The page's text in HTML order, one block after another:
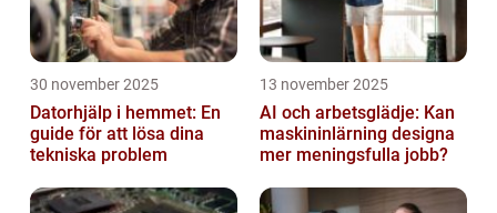
30 november 2025
Datorhjälp i hemmet: En
guide för att lösa dina
tekniska problem
13 november 2025
AI och arbetsglädje: Kan
maskininlärning designa
mer meningsfulla jobb?